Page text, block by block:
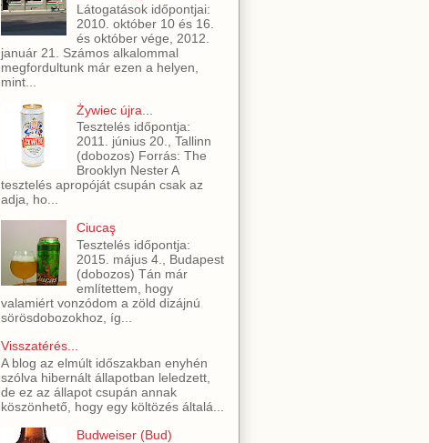
Látogatások időpontjai:
2010. október 10 és 16.
és október vége, 2012.
január 21. Számos alkalommal
megfordultunk már ezen a helyen,
mint...
Żywiec újra...
Tesztelés időpontja:
2011. június 20., Tallinn
(dobozos) Forrás: The
Brooklyn Nester A
tesztelés apropóját csupán csak az
adja, ho...
Ciucaş
Tesztelés időpontja:
2015. május 4., Budapest
(dobozos) Tán már
említettem, hogy
valamiért vonzódom a zöld dizájnú
sörösdobozokhoz, íg...
Visszatérés...
A blog az elmúlt időszakban enyhén
szólva hibernált állapotban leledzett,
de ez az állapot csupán annak
köszönhető, hogy egy költözés általá...
Budweiser (Bud)